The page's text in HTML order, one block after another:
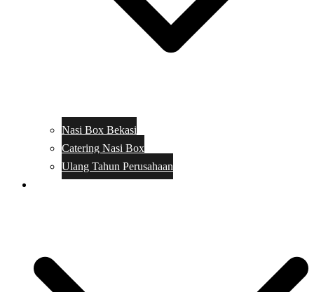
Nasi Box Bekasi
Catering Nasi Box
Ulang Tahun Perusahaan